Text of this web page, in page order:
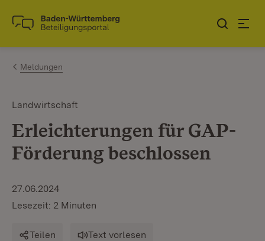
Zum Inhalt springen
Link zur Startseite
Meldungen
Landwirtschaft
Erleichterungen für GAP-
Förderung beschlossen
27.06.2024
Lesezeit: 2 Minuten
Teilen Text vorlesen